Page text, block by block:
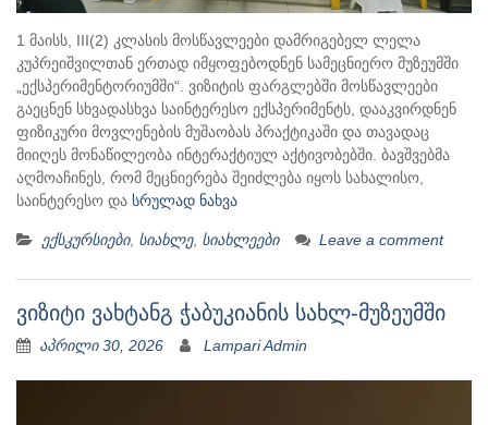
1 მაისს, III(2) კლასის მოსწავლეები დამრიგებელ ლელა
კუპრეიშვილთან ერთად იმყოფებოდნენ სამეცნიერო მუზეუმში
„ექსპერიმენტორიუმში“. ვიზიტის ფარგლებში მოსწავლეები
გაეცნენ სხვადასხვა საინტერესო ექსპერიმენტს, დააკვირდნენ
ფიზიკური მოვლენების მუშაობას პრაქტიკაში და თავადაც
მიიღეს მონაწილეობა ინტერაქტიულ აქტივობებში. ბავშვებმა
აღმოაჩინეს, რომ მეცნიერება შეიძლება იყოს სახალისო,
საინტერესო და სრულად ნახვა
ექსკურსიები, სიახლე, სიახლეები Leave a comment
ვიზიტი ვახტანგ ჭაბუკიანის სახლ-მუზეუმში
აპრილი 30, 2026 Lampari Admin